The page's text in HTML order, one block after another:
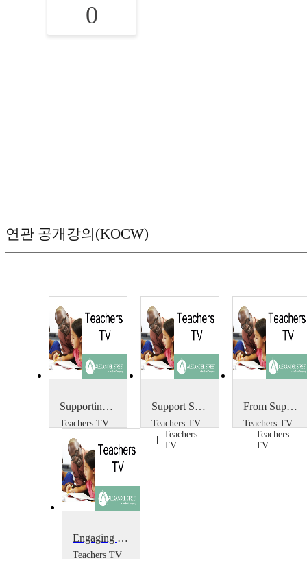
0
연관 공개강의(KOCW)
Supporting Parents Across Communities
Teachers TV
TV
Support Staff
Teachers TV
Teachers
TV
From Support Staff to SENCO
Teachers TV
Teachers
TV
Engaging Parents: behaviour techniques, learning support course, improving GCSEs book
Teachers TV